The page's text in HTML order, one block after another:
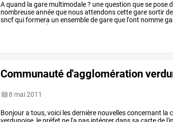
Aquand la gare multimodale? unequestion quese pose
nombreuseannéeque nousattendonscettegaresortirde
sncfquiformera un ensembledegareque l'ont nomme
camping
deux
Communauté d'agglomération
8 mai 2011
Bonjoura tous, voici lesdernière nouvellesconcernant la